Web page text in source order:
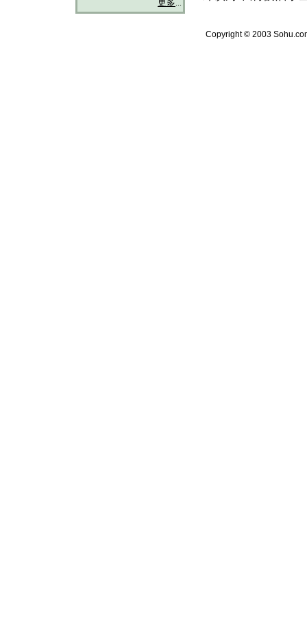
更多...
Copyright © 2003